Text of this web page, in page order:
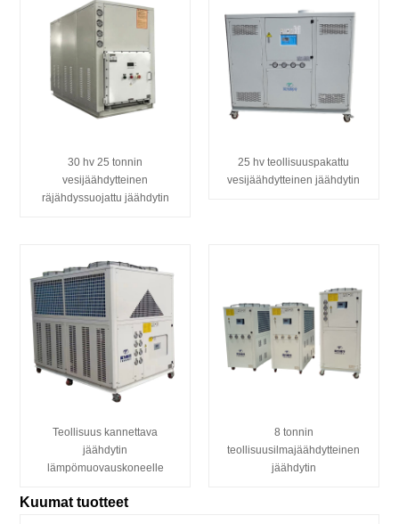
30 hv 25 tonnin
vesijäähdytteinen
räjähdyssuojattu jäähdytin
25 hv teollisuuspakattu
vesijäähdytteinen jäähdytin
Teollisuus kannettava
jäähdytin
lämpömuovauskoneelle
8 tonnin
teollisuusilmajäähdytteinen
jäähdytin
Kuumat tuotteet